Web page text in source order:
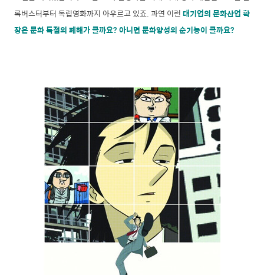
록버스터부터 독립영화까지 아우르고 있죠. 과연 이런대기업의 문화산업 확
장은 문화 독점의 폐해가 클까요? 아니면 문화양성의 순기능이 클까요?